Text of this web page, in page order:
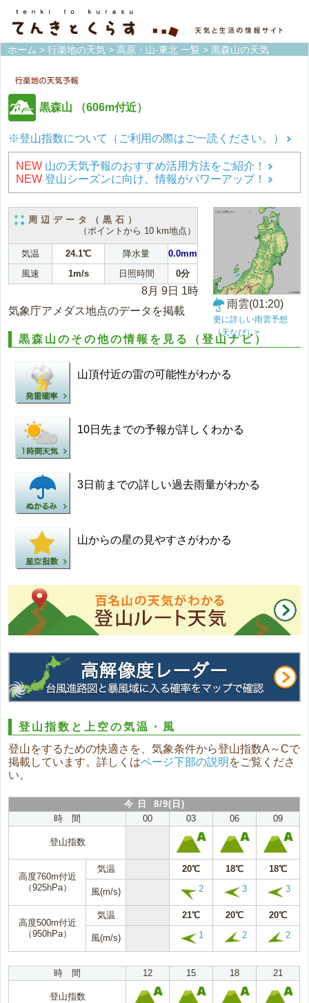
ホーム > 行楽地の天気 > 高原・山-東北 一覧 > 黒森山の天気
黒森山 （606m付近）
※登山指数について（ご利用の際はご一読ください。）
NEW 山の天気予報のおすすめ活用方法をご紹介！
NEW 登山シーズンに向け、情報がパワーアップ！
周辺データ（黒石）
（ポイントから 10 km地点）
気温 24.1℃ 降水量
0.0mm
風速
1m/s 日照時間 0分
8月 9日 1時
気象庁アメダス地点のデータを掲載
雨雲(01:20)
更に詳しい雨雲予想
（天なび）>
黒森山のその他の情報を見る（登山ナビ）
山頂付近の雷の可能性がわかる
10日先までの予報が詳しくわかる
3日前までの詳しい過去雨量がわかる
山からの星の見やすさがわかる
登山指数と上空の気温・風
登山をするための快適さを、気象条件から登山指数A～Cで
掲載しています。詳しくはページ下部の説明 をご覧くださ
い。
今 日 8/9(日)
時 間
00 03 06 09
登山指数
高度760m付近
（925hPa）
気温 20℃ 18℃ 18℃
風(m/s) 2 3 3
高度500m付近
（950hPa）
気温 21℃ 20℃ 20℃
風(m/s) 1 2 2
時 間 12 15 18 21
登山指数